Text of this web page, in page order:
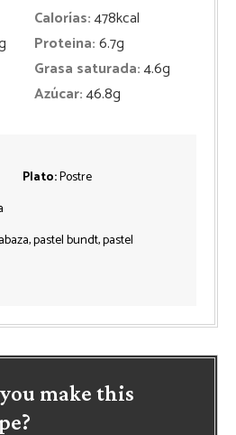
Calorías:478kcal
Proteina:6.7g
Grasa saturada:4.6g
Azúcar:46.8g
Plato:Postre
pastel bundt, pastel
make this